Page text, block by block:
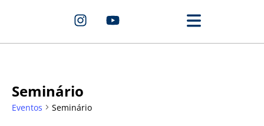
Seminário
Eventos Seminário